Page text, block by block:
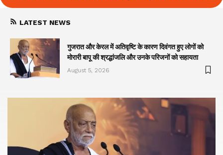
LATEST NEWS
गुजरात और केरल में अतिवृष्टि के कारण दिवंगत हुए लोगों को
मोरारी बापू की श्रद्धांजलि और उनके परिजनों को सहायता
August 5, 2026